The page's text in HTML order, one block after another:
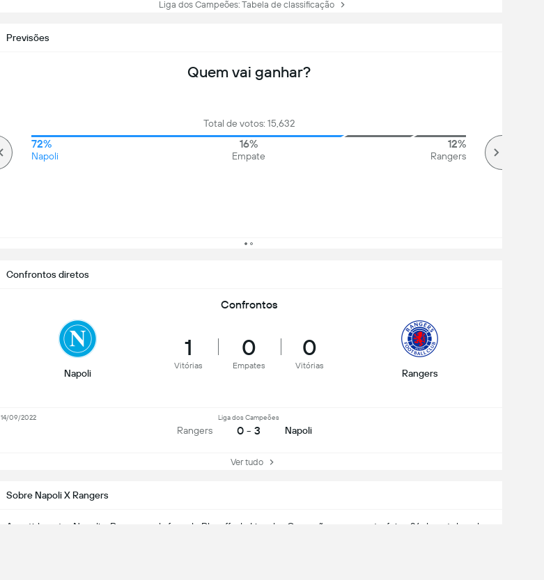
Liga dos Campeões: Tabela de classificação
Previsões
Quem vai ganhar?
Total de votos: 15,632
72%
Napoli
16%
Empate
12%
Rangers
Confrontos diretos
Confrontos
Napoli
1
Vitórias
0
Empates
0
Vitórias
Rangers
Rangers
Liga dos Campeões
0 - 3 Napoli
14/09/2022
Ver tudo
Sobre Napoli X Rangers
A partida entre Napoli Rangers pela fase de Playoffs da Liga dos Campeões
, em quarta-feira, 26 de outubro de